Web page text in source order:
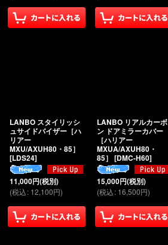
LANBO スタイリッシ
ュサイドバイザー［ハ
リアー
MXU/AXUH80・85］
[LDS24]
11,000円(税別)
(税込: 12,100円)
LANBO リアルカーボ
ン ドアミラーカバー
［ハリアー
MXUA/AXUH80・
85］ [DMC-H60]
15,000円(税別)
(税込: 16,500円)